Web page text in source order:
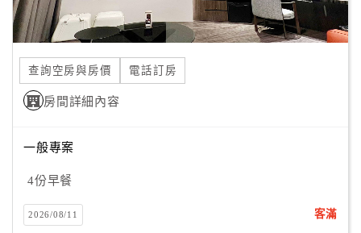
查詢空房與房價 電話訂房
房間詳細內容
一般專案
4份早餐
2026/08/11 客滿